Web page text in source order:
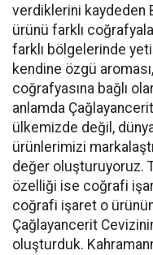
verdiklerini kaydeden
ürünü farklı
farklı bölgelerinde
kendine özgü
coğrafyasına bağlı
anlamda
ülkemizde değil,
ürünlerimizi
değer oluşturuyoruz.
özelliği ise coğrafi
coğrafi işaret o
Çağlayancerit
oluşturduk.